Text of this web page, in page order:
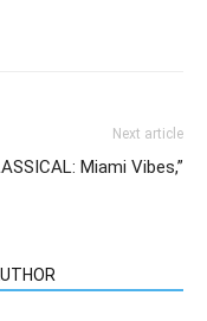
Next article
Miami Vibes,”